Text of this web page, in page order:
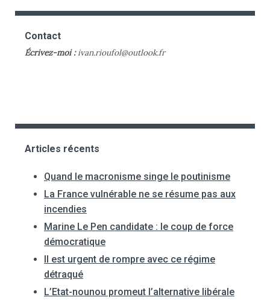
Contact
Écrivez-moi :ivan.rioufol@outlook.fr
Articles récents
Quand le macronisme singe le poutinisme
La France vulnérable ne se résume pas aux
incendies
Marine Le Pen candidate : le coup de force
démocratique
Il est urgent de rompre avec ce régime
détraqué
L’Etat-nounou promeut l’alternative libérale